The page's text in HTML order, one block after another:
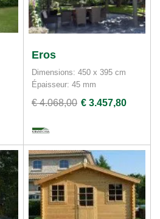
Eros
Dimensions: 450 x 395 cm
Épaisseur: 45 mm
€ 4.068,00 € 3.457,80